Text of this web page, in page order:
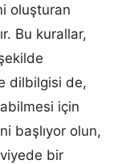
oluşturan
Bu kurallar,
dilbilgisi de,
için
başlıyor olun,
bir